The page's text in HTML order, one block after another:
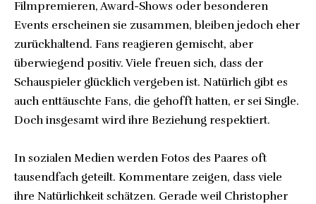
Filmpremieren, Award-Shows oder besonderen
Events erscheinen sie zusammen, bleiben jedoch eher
zurückhaltend. Fans reagieren gemischt, aber
überwiegend positiv. Viele freuen sich, dass der
Schauspieler glücklich vergeben ist. Natürlich gibt es
auch enttäuschte Fans, die gehofft hatten, er sei Single.
Doch insgesamt wird ihre Beziehung respektiert.
In sozialen Medien werden Fotos des Paares oft
tausendfach geteilt. Kommentare zeigen, dass viele
ihre Natürlichkeit schätzen. Gerade weil Christopher